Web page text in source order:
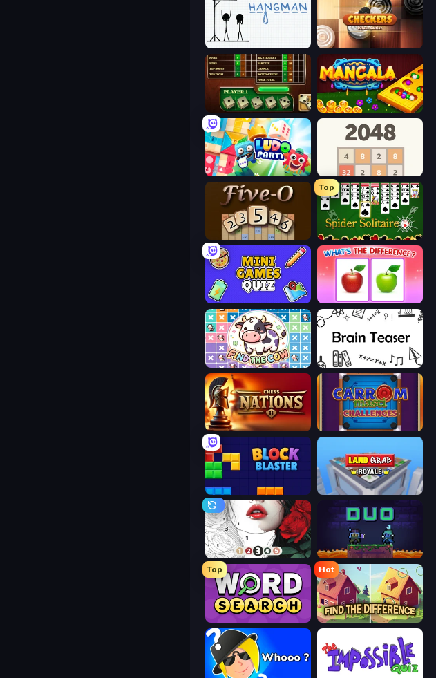
Hangman
Yahtzee Online Mancala Online
Ludo Party 2048
Five-O
Top
Spider Solitaire
Mini Games Quiz What's The Difference?
Find The Cow Brain Teaser
Chess Nations
Block Blaster Landgrab Royale
Numicolor Duo
Top
Daily Word Search
Hot
Find The Difference